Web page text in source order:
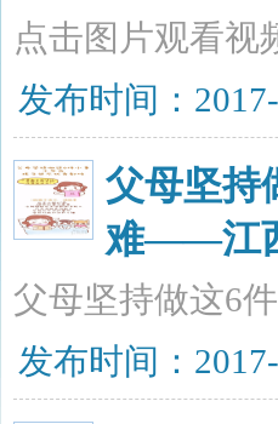
点击图片观看视
发布时间：
父母坚持
难——江
父母坚持做这6
发布时间：